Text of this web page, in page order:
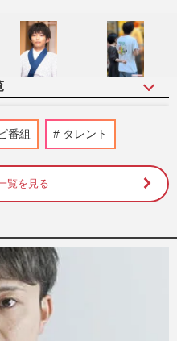
彩花破局に冷ややかな声
金銭トラブル】が再注目
ノ」が5本乱立、昭和・平
の違い
3日号
リーチ吉谷彩子との破局を
「ベッド切り裂き」事件
番組 タレント
覧を見る